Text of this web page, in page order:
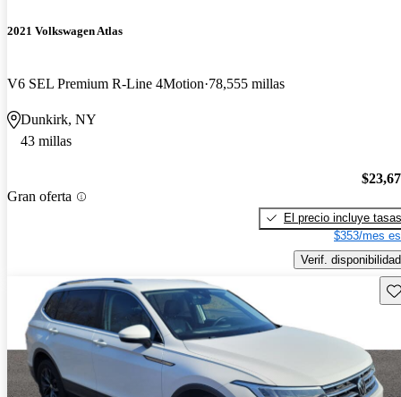
2021 Volkswagen Atlas
V6 SEL Premium R-Line 4Motion 78,555 millas
Dunkirk, NY
43 millas
Gran oferta
El precio incluye tasas
$353/mes
Verif. disponibilidad